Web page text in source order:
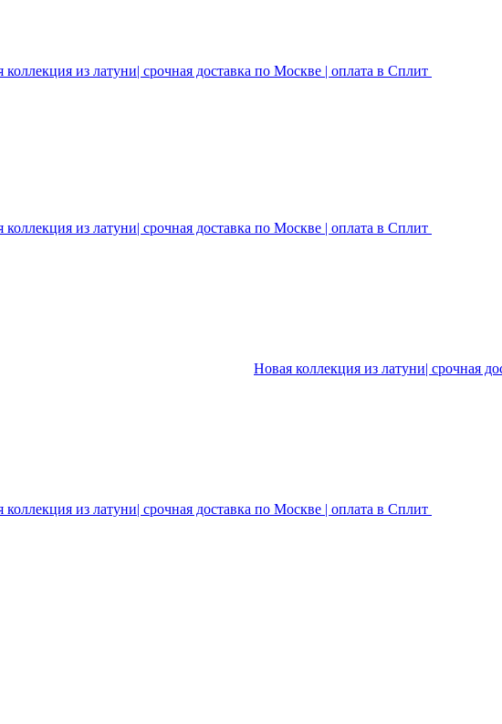
коллекция из латуни| срочная доставка по Москве | оплата в Сплит
коллекция из латуни| срочная доставка по Москве | оплата в Сплит
Новая коллекция из латуни| срочная
коллекция из латуни| срочная доставка по Москве | оплата в Сплит